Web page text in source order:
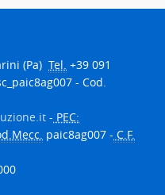
(Pa) Tel. +39 091
- Cod.
- PEC:
paic8ag007 - C.F.